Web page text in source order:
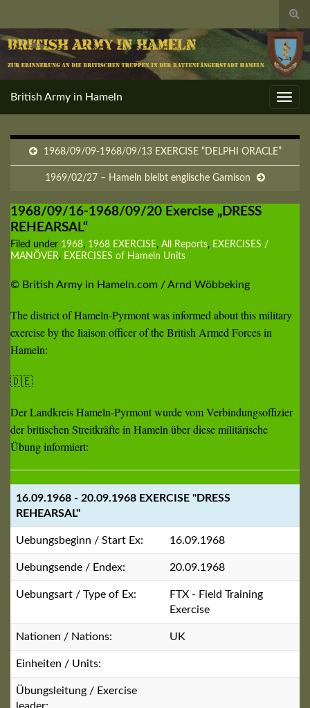
British Army in Hameln
1968/09/09-1968/09/13 EXERCISE “DELPHI ORACLE”
1969/02/27 – Hameln bleibt englische Garnison
1968/09/16-1968/09/20 Exercise „DRESS
REHEARSAL“
Filed under 1968, 1968 EXERCISE, All Reports, EXERCISES /
MANÖVER, EXERCISES of Hameln Units
© British Army in Hameln.com / Arnd Wöbbeking
The district of Hameln-Pyrmont was informed about this military
exercise by the liaison officer of the British Armed Forces in
Hameln:
🇩🇪
Der Landkreis Hameln-Pyrmont wurde vom Verbindungsoffizier
der britischen Streitkräfte in Hameln über diese militärische
Übung informiert:
16.09.1968 - 20.09.1968 EXERCISE "DRESS
REHEARSAL"
Uebungsbeginn / Start Ex: 16.09.1968
Uebungsende / Endex: 20.09.1968
Uebungsart / Type of Ex:
FTX - Field Training
Exercise
Nationen / Nations: UK
Einheiten / Units:
Übungsleitung / Exercise